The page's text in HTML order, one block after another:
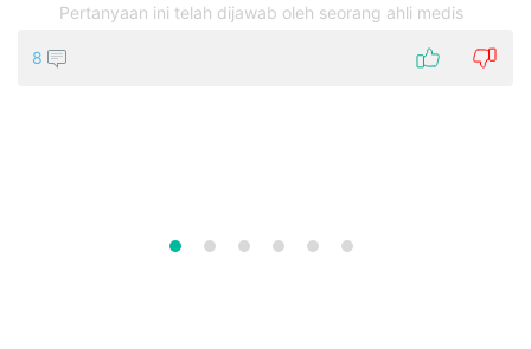
Pertanyaan ini telah dijawab oleh seorang ahli medis
8